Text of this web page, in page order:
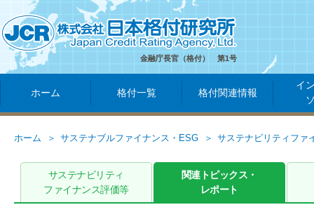
金融庁長官（格付） 第1号
ホーム 格付一覧 格付関連情報
イ
ホーム サステナブルファイナンス・ESG サステナビリティファ
サステナビリティ
ファイナンス評価等
関連トピックス・
レポート